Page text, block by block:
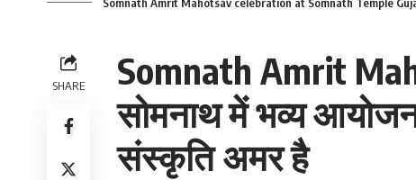
SHARE
Somnath Amrit
सोमनाथ में भव्य
संस्कृति अमर है